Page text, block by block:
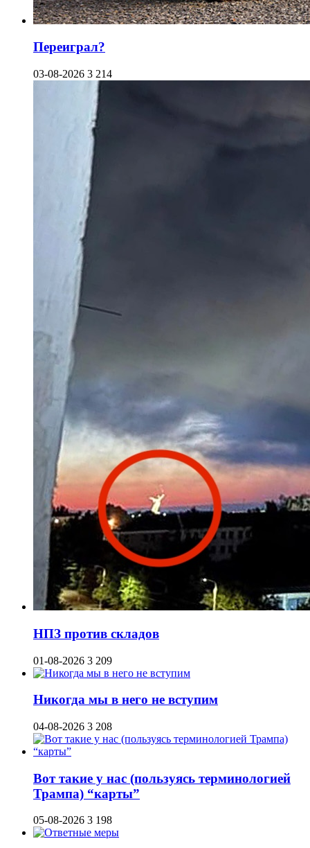
Переиграл?
03-08-2026 3 214
НПЗ против складов
01-08-2026 3 209
Никогда мы в него не вступим
04-08-2026 3 208
Вот такие у нас (пользуясь терминологией
Трампа) “карты”
05-08-2026 3 198